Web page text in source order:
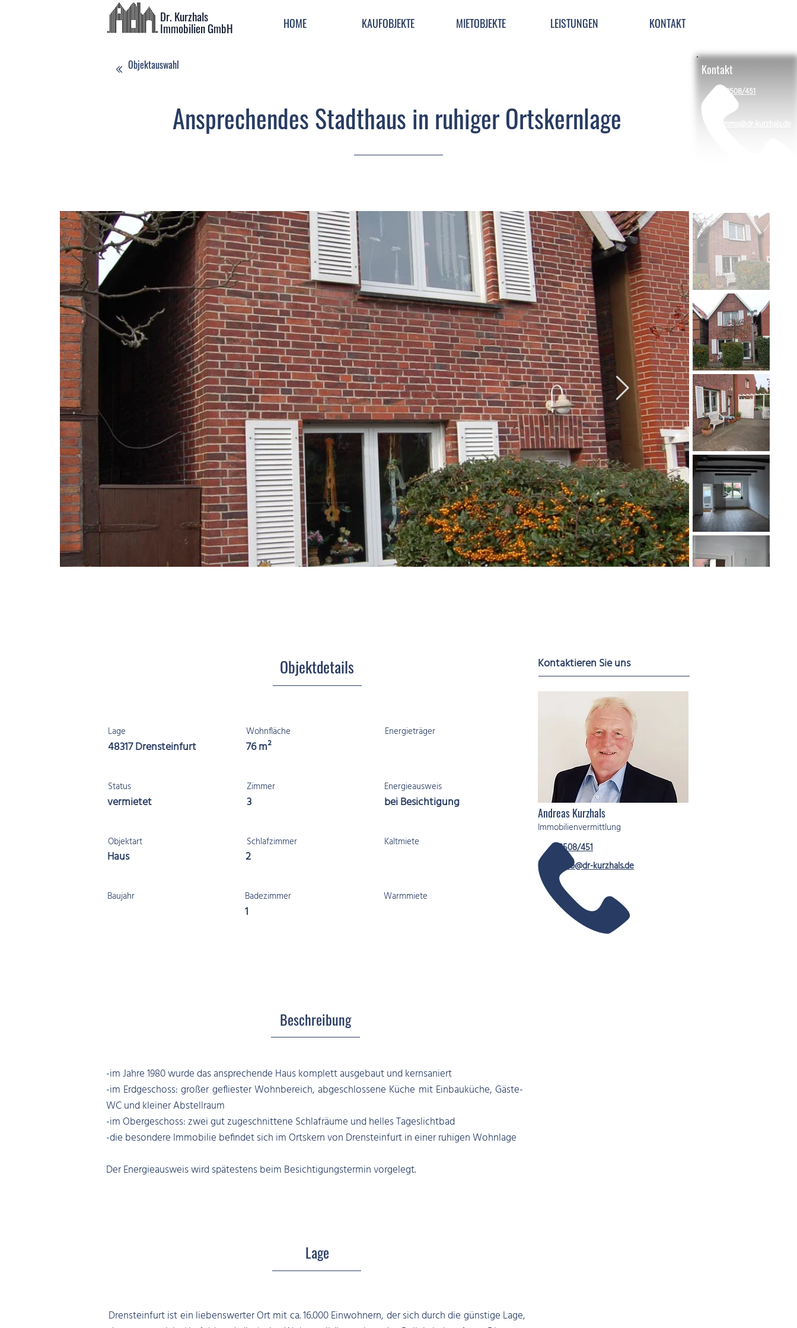
HOME KAUFOBJEKTE MIETOBJEKTE LEISTUNGEN KONTAKT
Kontakt
02508/451
Dr. Kurzhals
Immobilien GmbH
Objektauswahl
Ansprechendes Stadthaus in ruhiger Ortskernlage
Objektdetails
Lage Wohnfläche Energieträger
48317 Drensteinfurt 76 m²
Status
vermietet
Zimmer Energieausweis
3 bei Besichtigung
Objektart Schlafzimmer
Haus 2
Kaltmiete
Kontaktieren Sie uns
Andreas Kurzhals
Immobilienvermittlung
02508/451
immo@dr-kurzhals.de
Baujahr Badezimmer Warmmiete
1
Beschreibung
-im Jahre 1980 wurde das ansprechende Haus komplett ausgebaut und kernsaniert
-im Erdgeschoss: großer gefliester Wohnbereich, abgeschlossene Küche mit Einbauküche, Gäste-
WC und kleiner Abstellraum
-im Obergeschoss: zwei gut zugeschnittene Schlafräume und helles Tageslichtbad
-die besondere Immobilie befindet sich im Ortskern von Drensteinfurt in einer ruhigen Wohnlage
Der Energieausweis wird spätestens beim Besichtigungstermin vorgelegt.
Lage
Drensteinfurt ist ein liebenswerter Ort mit ca. 16.000 Einwohnern, der sich durch die günstige Lage,